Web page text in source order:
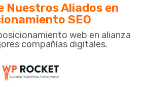
Nuestros Aliados en
SEO
web en alianza
compañías digitales.